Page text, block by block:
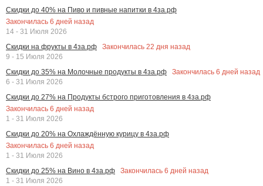
Скидки до 40% на Пиво и пивные напитки в 4за.рф
Закончилась 6 дней назад
14 - 31 Июля 2026
Скидки на фрукты в 4за.рф
Закончилась 22 дня назад
9 - 15 Июля 2026
Скидки до 35% на Молочные продукты в 4за.рф
Закончилась 6 дней назад
6 - 31 Июля 2026
Скидки до 27% на Продукты бстрого приготовления в 4за.рф
Закончилась 6 дней назад
1 - 31 Июля 2026
Скидки до 20% на Охлаждённую курицу в 4за.рф
Закончилась 6 дней назад
1 - 31 Июля 2026
Скидки до 25% на Вино в 4за.рф
Закончилась 6 дней назад
1 - 31 Июля 2026